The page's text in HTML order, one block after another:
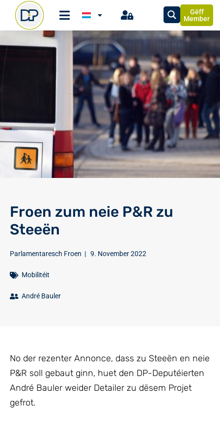
Gëff
Member
Froen zum neie P&R zu
Steeën
Parlamentaresch Froen | 9. November 2022
Mobilitéit
André Bauler
No der rezenter Annonce, dass zu Steeën en neie
P&R soll gebaut ginn, huet den DP-Deputéierten
André Bauler weider Detailer zu dësem Projet
gefrot.